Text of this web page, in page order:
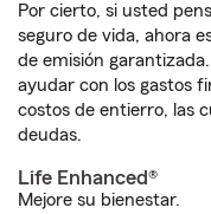
Por cierto, si usted
seguro de vida, ahora
de emisión
ayudar con los gastos
costos de entierro, las
deudas.
Life Enhanced®
Mejore su bienestar.